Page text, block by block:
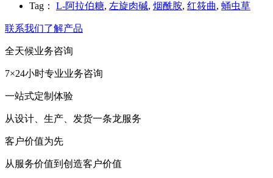
Tag： L-阿拉伯糖, 左旋肉碱, 烟酰胺, 红筱曲, 蛹虫草
联系我们了解产品
全天候业务咨询
7×24小时专业业务咨询
一站式定制体验
从设计、生产、发货一条龙服务
客户价值为先
从服务价值到创造客户价值